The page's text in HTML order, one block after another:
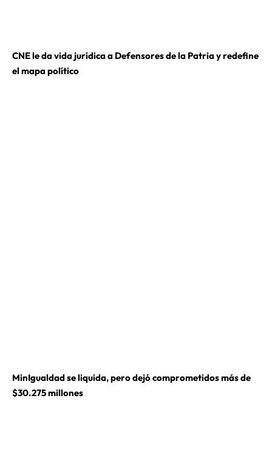
CNE le da vida jurídica a Defensores de la Patria y redefine
el mapa político
MinIgualdad se liquida, pero dejó comprometidos más de
$30.275 millones